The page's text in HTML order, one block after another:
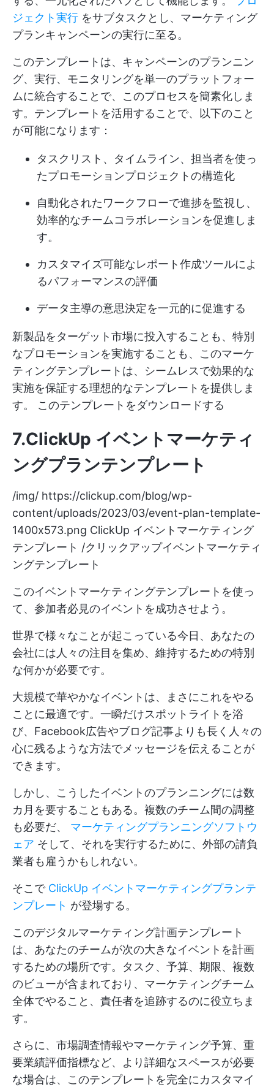
ジェクト実行 をサブタスクとし、マーケティング
プランキャンペーンの実行に至る。
このテンプレートは、キャンペーンのプランニン
グ、実行、モニタリングを単一のプラットフォー
ムに統合することで、このプロセスを簡素化しま
す。テンプレートを活用することで、以下のこと
が可能になります：
タスクリスト、タイムライン、担当者を使っ
たプロモーションプロジェクトの構造化
自動化されたワークフローで進捗を監視し、
効率的なチームコラボレーションを促進しま
す。
カスタマイズ可能なレポート作成ツールによ
るパフォーマンスの評価
データ主導の意思決定を一元的に促進する
新製品をターゲット市場に投入することも、特別
なプロモーションを実施することも、このマーケ
ティングテンプレートは、シームレスで効果的な
実施を保証する理想的なテンプレートを提供しま
す。 このテンプレートをダウンロードする
7.ClickUp イベントマーケティ
ングプランテンプレート
/img/ https://clickup.com/blog/wp-
content/uploads/2023/03/event-plan-template-
1400x573.png ClickUp イベントマーケティング
テンプレート /クリックアップイベントマーケティ
ングテンプレート
このイベントマーケティングテンプレートを使っ
て、参加者必見のイベントを成功させよう。
世界で様々なことが起こっている今日、あなたの
会社には人々の注目を集め、維持するための特別
な何かが必要です。
大規模で華やかなイベントは、まさにこれをやる
ことに最適です。一瞬だけスポットライトを浴
び、Facebook広告やブログ記事よりも長く人々の
心に残るような方法でメッセージを伝えることが
できます。
しかし、こうしたイベントのプランニングには数
カ月を要することもある。複数のチーム間の調整
も必要だ、 マーケティングプランニングソフトウ
ェア そして、それを実行するために、外部の請負
業者も雇うかもしれない。
そこで ClickUp イベントマーケティングプランテ
ンプレート が登場する。
このデジタルマーケティング計画テンプレート
は、あなたのチームが次の大きなイベントを計画
するための場所です。タスク、予算、期限、複数
のビューが含まれており、マーケティングチーム
全体でやること、責任者を追跡するのに役立ちま
す。
さらに、市場調査情報やマーケティング予算、重
要業績評価指標など、より詳細なスペースが必要
な場合は、このテンプレートを完全にカスタマイ